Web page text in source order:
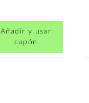
Añadir y usar
cupón